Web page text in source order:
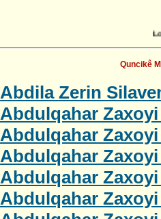
Loading... Tê
Quncikê
Abdila Zerin
Abdulqahar
Abdulqahar
Abdulqahar
Abdulqahar
Abdulqahar